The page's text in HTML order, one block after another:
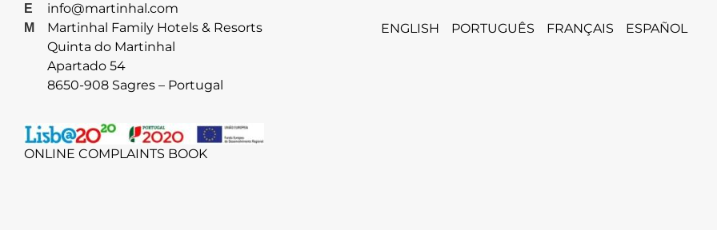
E
M
info@martinhal.com
Martinhal Family Hotels & Resorts
Quinta do Martinhal
Apartado 54
8650-908 Sagres – Portugal
ONLINE COMPLAINTS BOOK
ENGLISH PORTUGUÊS FRANÇAIS ESPAÑOL